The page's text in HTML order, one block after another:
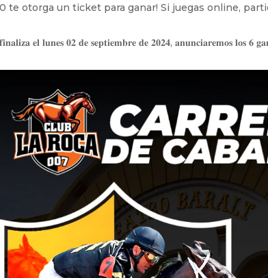
te otorga un ticket para ganar! Si juegas online,
𝐞𝐥 𝐥𝐮𝐧𝐞𝐬 𝟎𝟐 𝐝𝐞 𝐬𝐞𝐩𝐭𝐢𝐞𝐦𝐛𝐫𝐞 𝐝𝐞 𝟐𝟎𝟐𝟒, 𝐚𝐧𝐮𝐧𝐜𝐢𝐚𝐫𝐞𝐦𝐨𝐬 𝐥𝐨𝐬 𝟔